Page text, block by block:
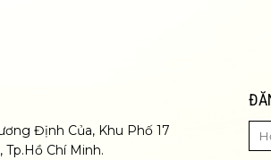
Định Của, Khu Phố 17
Chí Minh.